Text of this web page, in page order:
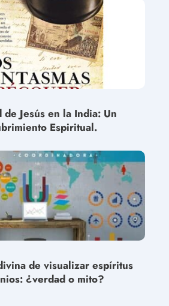
de Jesús en la India: Un
Espiritual.
de visualizar espíritus
¿verdad o mito?